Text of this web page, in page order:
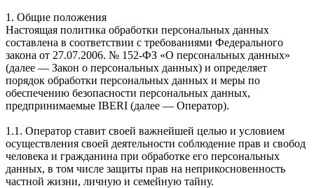
1. Общие положения
Настоящая политика обработки персональных данных
составлена в соответствии с требованиями Федерального
закона от 27.07.2006. № 152-ФЗ «О персональных данных»
(далее — Закон о персональных данных) и определяет
порядок обработки персональных данных и меры по
обеспечению безопасности персональных данных,
предпринимаемые IBERI (далее — Оператор).
1.1. Оператор ставит своей важнейшей целью и условием
осуществления своей деятельности соблюдение прав и свобод
человека и гражданина при обработке его персональных
данных, в том числе защиты прав на неприкосновенность
частной жизни, личную и семейную тайну.